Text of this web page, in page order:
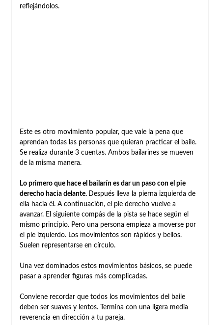
reflejándolos.
Este es otro movimiento popular, que vale la pena que
aprendan todas las personas que quieran practicar el baile.
Se realiza durante 3 cuentas. Ambos bailarines se mueven
de la misma manera.
Lo primero que hace el bailarín es dar un paso con el pie
derecho hacia delante. Después lleva la pierna izquierda de
ella hacia él. A continuación, el pie derecho vuelve a
avanzar. El siguiente compás de la pista se hace según el
mismo principio. Pero una persona empieza a moverse por
el pie izquierdo. Los movimientos son rápidos y bellos.
Suelen representarse en círculo.
Una vez dominados estos movimientos básicos, se puede
pasar a aprender figuras más complicadas.
Conviene recordar que todos los movimientos del baile
deben ser suaves y lentos. Termina con una ligera media
reverencia en dirección a tu pareja.